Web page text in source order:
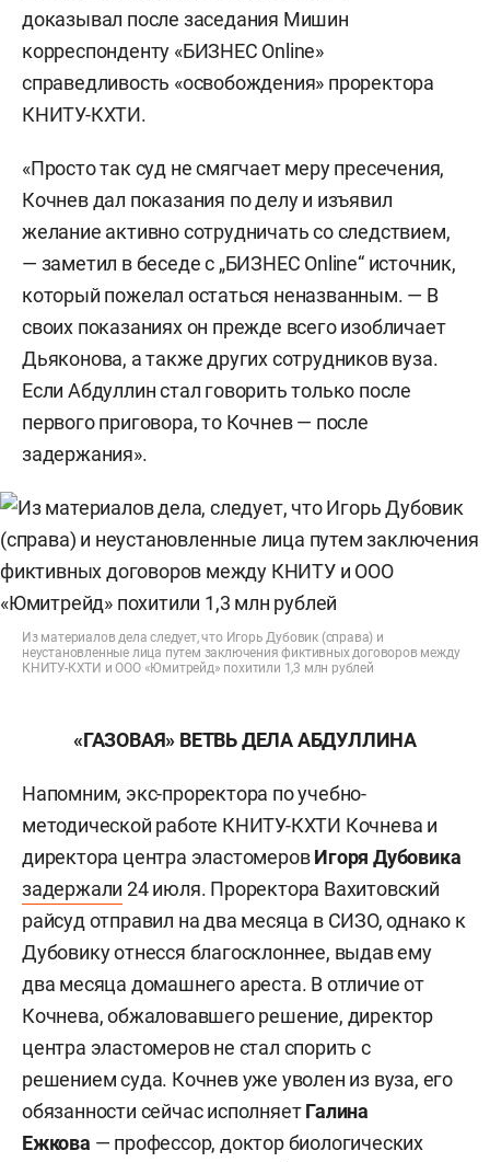
доказывал после заседания Мишин
корреспонденту «БИЗНЕС Online»
справедливость «освобождения» проректора
КНИТУ-КХТИ.
«Просто так суд не смягчает меру пресечения,
Кочнев дал показания по делу и изъявил
желание активно сотрудничать со следствием,
— заметил в беседе с „БИЗНЕС Online“ источник,
который пожелал остаться неназванным. — В
своих показаниях он прежде всего изобличает
Дьяконова, а также других сотрудников вуза.
Если Абдуллин стал говорить только после
первого приговора, то Кочнев — после
задержания».
Из материалов дела следует, что Игорь Дубовик (справа) и
неустановленные лица путем заключения фиктивных договоров между
КНИТУ-КХТИ и ООО «Юмитрейд» похитили 1,3 млн рублей
«ГАЗОВАЯ» ВЕТВЬ ДЕЛА АБДУЛЛИНА
Напомним, экс-проректора по учебно-
методической работе КНИТУ-КХТИ Кочнева и
директора центра эластомеровИгоря Дубовика
задержали 24 июля. Проректора Вахитовский
райсуд отправил на два месяца в СИЗО, однако к
Дубовику отнесся благосклоннее, выдав ему
два месяца домашнего ареста. В отличие от
Кочнева, обжаловавшего решение, директор
центра эластомеров не стал спорить с
решением суда. Кочнев уже уволен из вуза, его
обязанности сейчас исполняетГалина
Ежкова — профессор, доктор биологических